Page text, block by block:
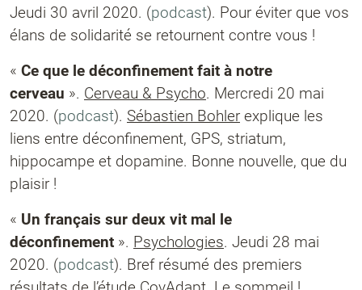
Jeudi 30 avril 2020. (podcast). Pour éviter que vos
élans de solidarité se retournent contre vous !
« Ce que le déconfinement fait à notre
cerveau ». Cerveau & Psycho. Mercredi 20 mai
2020. (podcast). Sébastien Bohler explique les
liens entre déconfinement, GPS, striatum,
hippocampe et dopamine. Bonne nouvelle, que du
plaisir !
« Un français sur deux vit mal le
déconfinement ». Psychologies. Jeudi 28 mai
2020. (podcast). Bref résumé des premiers